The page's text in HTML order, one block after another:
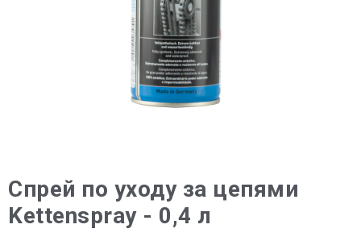
Спрей по уходу за цепями
Kettenspray - 0,4 л